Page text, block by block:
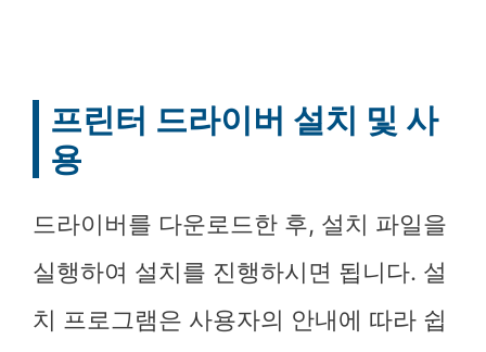
프린터 드라이버 설치 및 사
용
드라이버를 다운로드한 후, 설치 파일을
실행하여 설치를 진행하시면 됩니다. 설
치 프로그램은 사용자의 안내에 따라 쉽